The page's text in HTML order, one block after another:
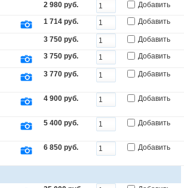
2 980 руб.
Добавить
1 714 руб. Добавить
3 750 руб.
Добавить
3 750 руб. Добавить
3 770 руб. Добавить
4 900 руб. Добавить
5 400 руб. Добавить
6 850 руб. Добавить